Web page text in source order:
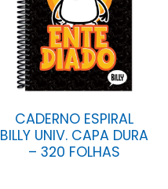
CADERNO ESPIRAL
BILLY UNIV. CAPA DURA
– 320 FOLHAS